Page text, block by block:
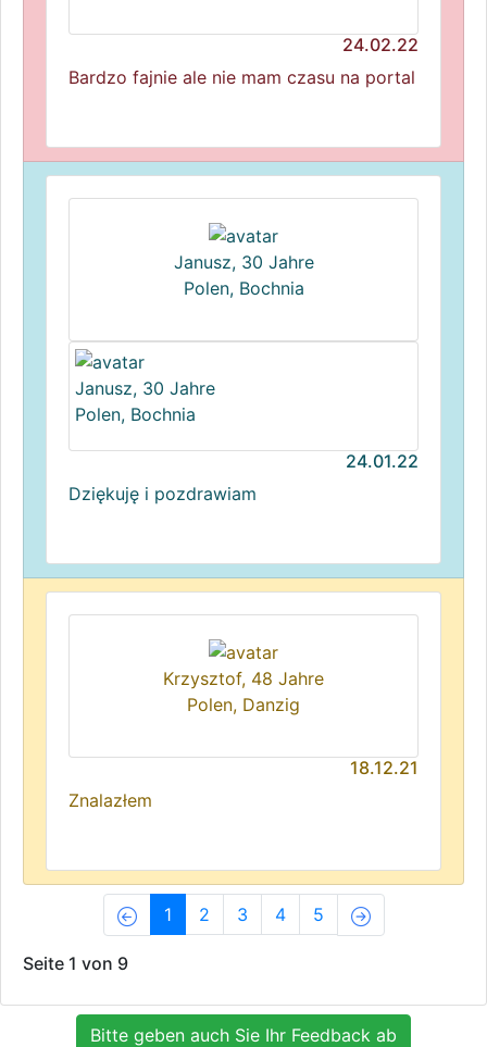
24.02.22
Bardzo fajnie ale nie mam czasu na portal
Janusz, 30 Jahre
Polen, Bochnia
Janusz, 30 Jahre
Polen, Bochnia
24.01.22
Dziękuję i pozdrawiam
Krzysztof, 48 Jahre
Polen, Danzig
18.12.21
Znalazłem
1(current)
2 3 4 5
Seite 1 von 9
Bitte geben auch Sie Ihr Feedback ab